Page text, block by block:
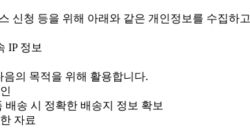
신청 등을 위해 아래와 같은 개인정보를 수집하
IP 정보
의 목적을 위해 활용합니다.
배송 시 정확한 배송지 정보 확보
자료